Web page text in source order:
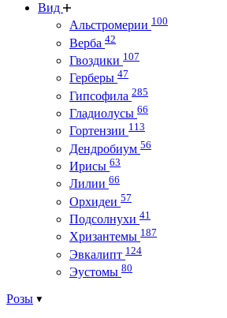
Вид
Альстромерии 100
Верба 42
Гвоздики 107
Герберы 47
Гипсофила 285
Гладиолусы 66
Гортензии 113
Дендробиум 56
Ирисы 63
Лилии 66
Орхидеи 57
Подсолнухи 41
Хризантемы 187
Эвкалипт 124
Эустомы 80
Розы